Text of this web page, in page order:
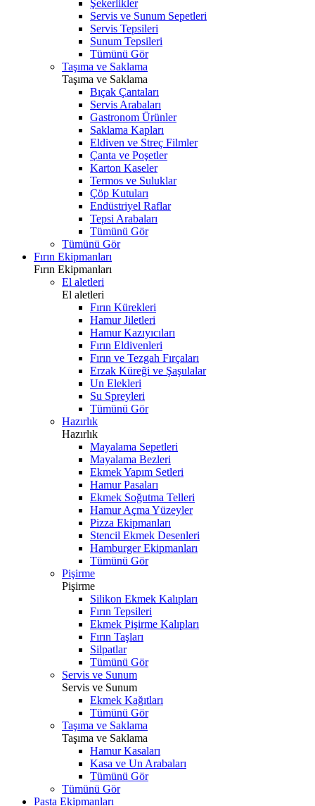
Şekerlikler
Servis ve Sunum Sepetleri
Servis Tepsileri
Sunum Tepsileri
Tümünü Gör
Taşıma ve Saklama
Taşıma ve Saklama
Bıçak Çantaları
Servis Arabaları
Gastronom Ürünler
Saklama Kapları
Eldiven ve Streç Filmler
Çanta ve Poşetler
Karton Kaseler
Termos ve Suluklar
Çöp Kutuları
Endüstriyel Raflar
Tepsi Arabaları
Tümünü Gör
Tümünü Gör
Fırın Ekipmanları
Fırın Ekipmanları
El aletleri
El aletleri
Fırın Kürekleri
Hamur Jiletleri
Hamur Kazıyıcıları
Fırın Eldivenleri
Fırın ve Tezgah Fırçaları
Erzak Küreği ve Şaşulalar
Un Elekleri
Su Spreyleri
Tümünü Gör
Hazırlık
Hazırlık
Mayalama Sepetleri
Mayalama Bezleri
Ekmek Yapım Setleri
Hamur Pasaları
Ekmek Soğutma Telleri
Hamur Açma Yüzeyler
Pizza Ekipmanları
Stencil Ekmek Desenleri
Hamburger Ekipmanları
Tümünü Gör
Pişirme
Pişirme
Silikon Ekmek Kalıpları
Fırın Tepsileri
Ekmek Pişirme Kalıpları
Fırın Taşları
Silpatlar
Tümünü Gör
Servis ve Sunum
Servis ve Sunum
Ekmek Kağıtları
Tümünü Gör
Taşıma ve Saklama
Taşıma ve Saklama
Hamur Kasaları
Kasa ve Un Arabaları
Tümünü Gör
Tümünü Gör
Pasta Ekipmanları